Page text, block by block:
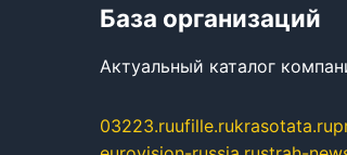
База организаций
Актуальный каталог
03223.ruufille.rukrasotata.ru